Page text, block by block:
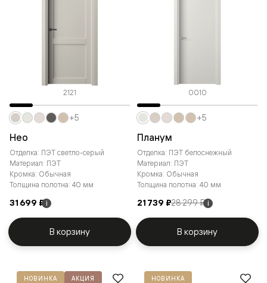
2121
Нео
Отделка: ПЭТ светло-серый
Материал: ПЭТ
Кромка: Обычная
Толщина полотна: 40 мм
31 699 ₽ i
+5
В корзину
0010
Планум
Отделка: ПЭТ белоснежный
Материал: ПЭТ
Кромка: Обычная
Толщина полотна: 40 мм
21 739 ₽28 299 ₽ i
+5
В корзину
НОВИНКА АКЦИЯ НОВИНКА